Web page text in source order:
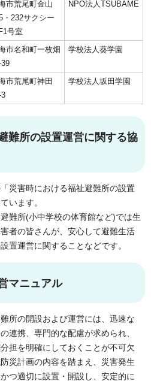
市荒尾町金山
・232サクシー
号室
NPO法人TSUBAME
市名和町一枚畑
39
学校法人葵学園
市荒尾町神田
3
学校法人坂田学園
難所の設置運営に関する協
災害時における福祉避難所の設置
います。
難所(小中学校の体育館など)では生
者の皆さんが、安心して避難生活
置運営に関することなどです。
マニュアル
所の開設および運営には、迅速な
連携、専門的な配慮が求められ、
担を明確にしておくことが不可欠
災計画の内容を踏まえ、災害発生
つ適切に設置・開設し、安定的に